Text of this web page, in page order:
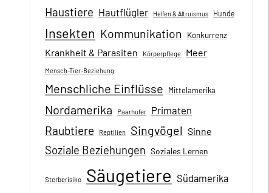
Haustiere Hautflügler Helfen & Altruismus Hunde
Insekten Kommunikation Konkurrenz
Krankheit & Parasiten Körperpflege Meer
Mensch-Tier-Beziehung
Menschliche Einflüsse Mittelamerika
Nordamerika Paarhufer Primaten
Raubtiere Reptilien Singvögel Sinne
Soziale Beziehungen Soziales Lernen
Sterberisiko Säugetiere Südamerika